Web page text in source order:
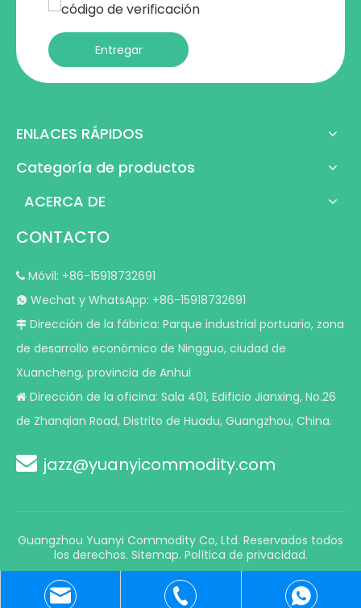
Entregar
ENLACES RÁPIDOS
Categoría de productos
ACERCA DE
CONTACTO
 Móvil: +86-15918732691
 Wechat y WhatsApp: +86-15918732691
 Dirección de la fábrica: Parque industrial portuario, zona
de desarrollo económico de Ningguo, ciudad de
Xuancheng, provincia de Anhui
 Dirección de la oficina: Sala 401, Edificio Jianxing, No.26
de Zhanqian Road, Distrito de Huadu, Guangzhou, China.
 jazz@yuanyicommodity.com
Guangzhou Yuanyi Commodity Co, Ltd. Reservados todos
los derechos. Sitemap. Política de privacidad.